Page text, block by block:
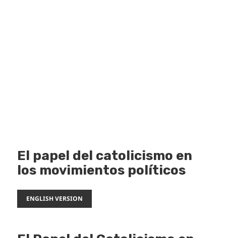
El papel del catolicismo en
los movimientos políticos
ENGLISH VERSION